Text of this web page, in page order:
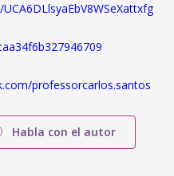
professorcarlos.santos
Habla con el autor